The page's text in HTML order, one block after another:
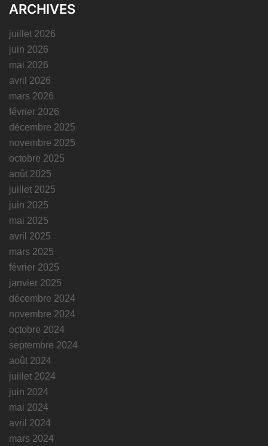
ARCHIVES
juillet 2026
juin 2026
mai 2026
avril 2026
mars 2026
février 2026
décembre 2025
novembre 2025
octobre 2025
août 2025
juillet 2025
juin 2025
mai 2025
avril 2025
mars 2025
février 2025
janvier 2025
décembre 2024
novembre 2024
octobre 2024
septembre 2024
août 2024
juillet 2024
juin 2024
mai 2024
avril 2024
mars 2024